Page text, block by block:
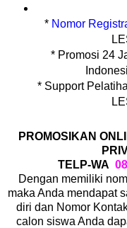
* Nomor
* Promosi 24
* Support
PROMOSIKAN
TELP-WA
Dengan memiliki
maka Anda mendapat
diri dan Nomor
calon siswa Anda